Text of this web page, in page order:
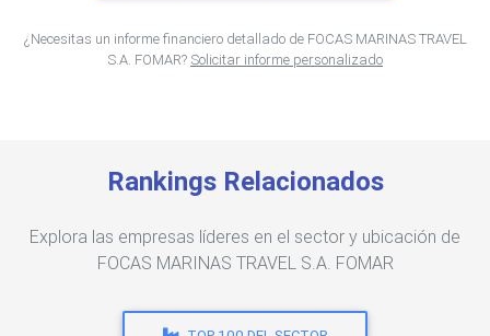
¿Necesitas un informe financiero detallado de FOCAS MARINAS TRAVEL
S.A. FOMAR? Solicitar informe personalizado
Rankings Relacionados
Explora las empresas líderes en el sector y ubicación de
FOCAS MARINAS TRAVEL S.A. FOMAR